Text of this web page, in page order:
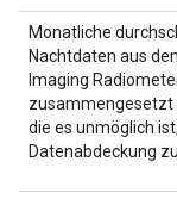
Monatliche
Nachtdaten aus
Imaging
zusammengesetzt
die es unmöglich
Datenabdeckung